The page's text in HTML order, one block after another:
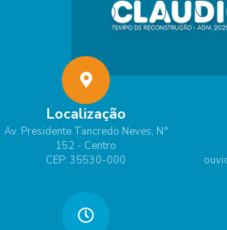
Localização
Av. Presidente Tancredo Neves, N°
152 - Centro
CEP: 35530-000